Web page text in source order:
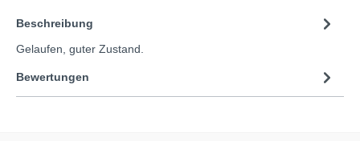
Beschreibung
Gelaufen, guter Zustand.
Bewertungen